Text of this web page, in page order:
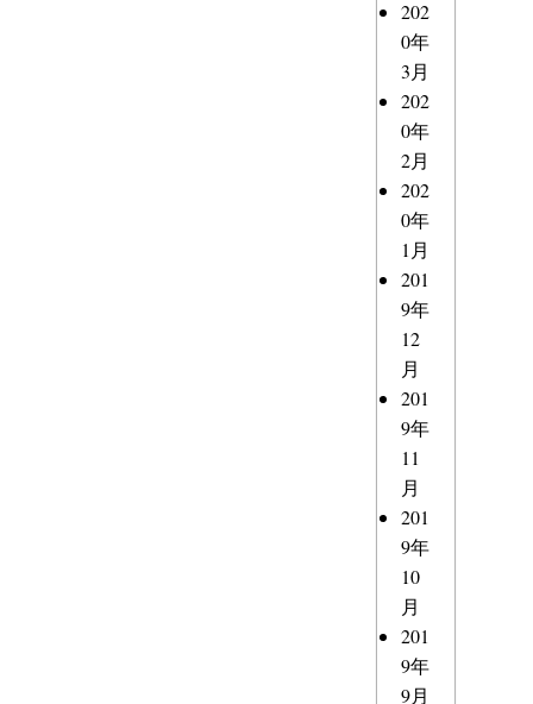
202
0年
3月
202
0年
2月
202
0年
1月
201
9年
12
月
201
9年
11
月
201
9年
10
月
201
9年
9月